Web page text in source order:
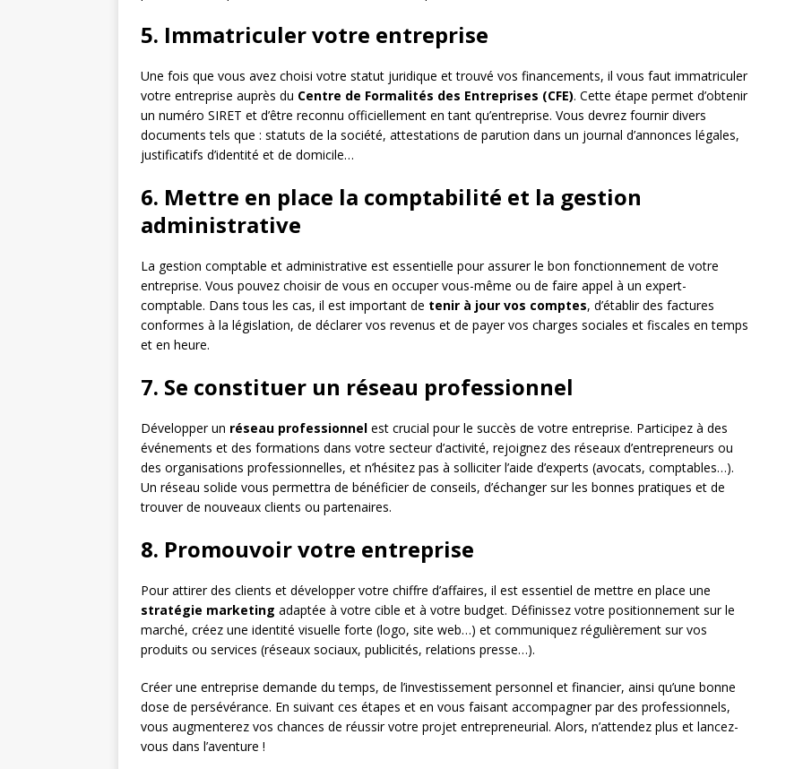
5. Immatriculer votre entreprise
Une fois que vous avez choisi votre statut juridique et trouvé vos financements, il vous faut immatriculer
votre entreprise auprès du Centre de Formalités des Entreprises (CFE). Cette étape permet d’obtenir
un numéro SIRET et d’être reconnu officiellement en tant qu’entreprise. Vous devrez fournir divers
documents tels que : statuts de la société, attestations de parution dans un journal d’annonces légales,
justificatifs d’identité et de domicile…
6. Mettre en place la comptabilité et la gestion
administrative
La gestion comptable et administrative est essentielle pour assurer le bon fonctionnement de votre
entreprise. Vous pouvez choisir de vous en occuper vous-même ou de faire appel à un expert-
comptable. Dans tous les cas, il est important de tenir à jour vos comptes, d’établir des factures
conformes à la législation, de déclarer vos revenus et de payer vos charges sociales et fiscales en temps
et en heure.
7. Se constituer un réseau professionnel
Développer un réseau professionnel est crucial pour le succès de votre entreprise. Participez à des
événements et des formations dans votre secteur d’activité, rejoignez des réseaux d’entrepreneurs ou
des organisations professionnelles, et n’hésitez pas à solliciter l’aide d’experts (avocats, comptables…).
Un réseau solide vous permettra de bénéficier de conseils, d’échanger sur les bonnes pratiques et de
trouver de nouveaux clients ou partenaires.
8. Promouvoir votre entreprise
Pour attirer des clients et développer votre chiffre d’affaires, il est essentiel de mettre en place une
stratégie marketing adaptée à votre cible et à votre budget. Définissez votre positionnement sur le
marché, créez une identité visuelle forte (logo, site web…) et communiquez régulièrement sur vos
produits ou services (réseaux sociaux, publicités, relations presse…).
Créer une entreprise demande du temps, de l’investissement personnel et financier, ainsi qu’une bonne
dose de persévérance. En suivant ces étapes et en vous faisant accompagner par des professionnels,
vous augmenterez vos chances de réussir votre projet entrepreneurial. Alors, n’attendez plus et lancez-
vous dans l’aventure !